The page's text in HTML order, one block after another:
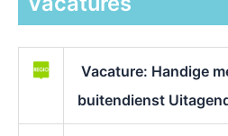
Vacature: Handige
buitendienst